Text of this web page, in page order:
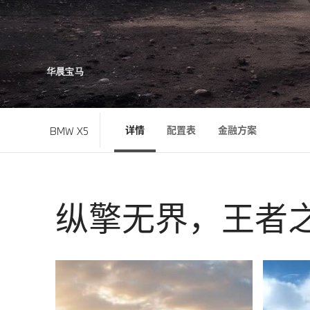
BMW X5 详情 配置表 金融方案
纵擎无界，王者